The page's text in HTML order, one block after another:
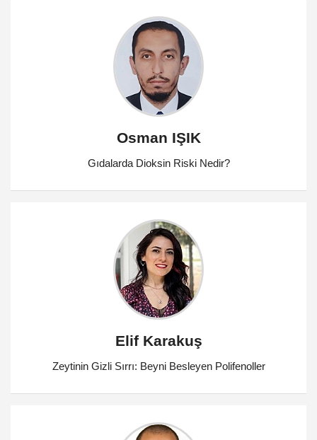
Osman IŞIK
Gıdalarda Dioksin Riski Nedir?
Elif Karakuş
Zeytinin Gizli Sırrı: Beyni Besleyen Polifenoller